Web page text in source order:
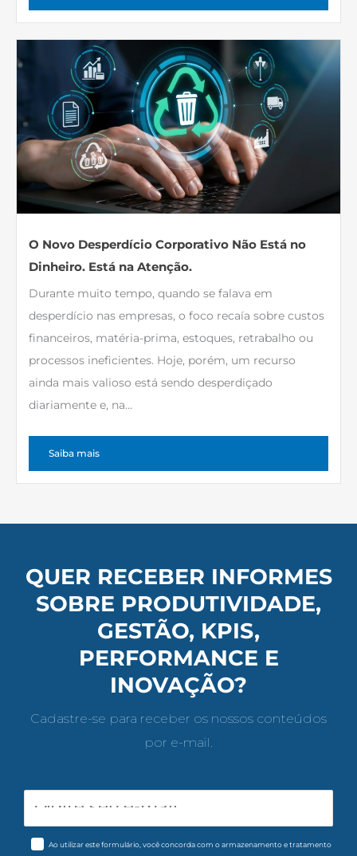
O Novo Desperdício Corporativo Não Está no
Dinheiro. Está na Atenção.
Durante muito tempo, quando se falava em
desperdício nas empresas, o foco recaía sobre custos
financeiros, matéria-prima, estoques, retrabalho ou
processos ineficientes. Hoje, porém, um recurso
ainda mais valioso está sendo desperdiçado
diariamente e, na...
Saiba mais
QUER RECEBER INFORMES
SOBRE PRODUTIVIDADE,
GESTÃO, KPIS,
PERFORMANCE E
INOVAÇÃO?
Cadastre-se para receber os nossos conteúdos
por e-mail.
Ao utilizar este formulário, você concorda com o armazenamento e tratamento